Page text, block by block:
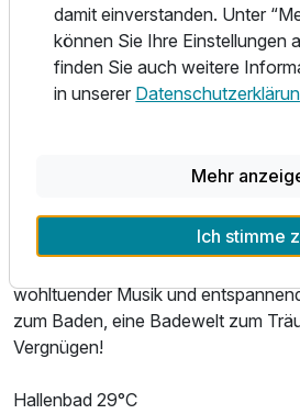
Zusatznächte
Für 3 Tage
Übrigens: Was im Landhotel
ist nicht nur lecker, sondern auch
ein Großteil davon stammt nämlich
Heimat des Nordschwarzwalds. Wir
WELLNESS im Schwarzwald
Sich treiben lassen im
Schwarzwald- Paradies“, unsere
wohltuender Musik und
zum Baden, eine Badewelt zum
Vergnügen!
Hallenbad 29°C
damit einverstanden. Unter
können Sie Ihre Einstellungen
finden Sie auch weitere
in unserer
Mehr
Ich stimme